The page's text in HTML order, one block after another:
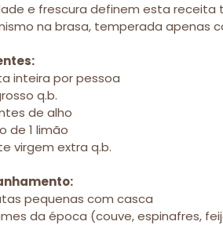
e frescura definem esta
na brasa, temperada apenas
inteira por pessoa
q.b.
de alho
de 1 limão
virgem extra q.b.
pequenas com casca
da época (couve, espinafres,